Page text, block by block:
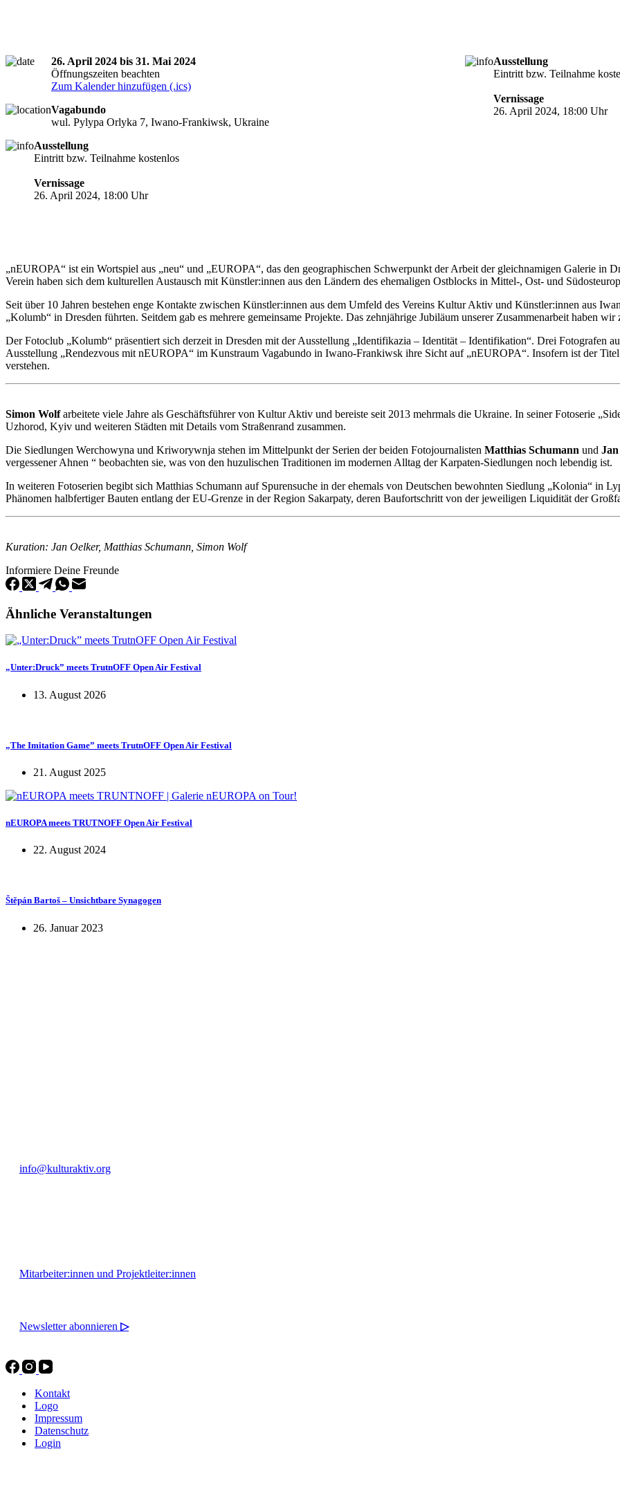
26. April 2024 bis 31. Mai 2024
Öffnungszeiten beachten
Zum Kalender hinzufügen (.ics)
Vagabundo
wul. Pylypa Orlyka 7, Iwano-Frankiwsk, Ukraine
Ausstellung
Eintritt bzw. Teilnahme
Vernissage
26. April 2024, 18:00 Uhr
Ausstellung
Eintritt bzw. Teilnahme kostenlos
Vernissage
26. April 2024, 18:00 Uhr
„nEUROPA“ ist ein Wortspiel aus „neu“ und „EUROPA“, das den geographischen Schwerpunkt der Arbeit der gleichnamigen Galerie in
Verein haben sich dem kulturellen Austausch mit Künstler:innen aus den Ländern des ehemaligen Ostblocks in Mittel-, Ost- und
Seit über 10 Jahren bestehen enge Kontakte zwischen Künstler:innen aus dem Umfeld des Vereins Kultur Aktiv und Künstler:innen aus
„Kolumb“ in Dresden führten. Seitdem gab es mehrere gemeinsame Projekte. Das zehnjährige Jubiläum unserer Zusammenarbeit haben
Der Fotoclub „Kolumb“ präsentiert sich derzeit in Dresden mit der Ausstellung „Identifikazia – Identität – Identifikation“. Drei Fotografen
Ausstellung „Rendezvous mit nEUROPA“ im Kunstraum Vagabundo in Iwano-Frankiwsk ihre Sicht auf „nEUROPA“. Insofern ist der
verstehen.
Simon Wolfarbeitete viele Jahre als Geschäftsführer von Kultur Aktiv und bereiste seit 2013 mehrmals die Ukraine. In seiner Fotoserie
Uzhorod, Kyiv und weiteren Städten mit Details vom Straßenrand zusammen.
Die Siedlungen Werchowyna und Kriworywnja stehen im Mittelpunkt der Serien der beiden Fotojournalisten Matthias Schumann und
vergessener Ahnen “ beobachten sie, was von den huzulischen Traditionen im modernen Alltag der Karpaten-Siedlungen noch lebendig ist.
In weiteren Fotoserien begibt sich Matthias Schumann auf Spurensuche in der ehemals von Deutschen bewohnten Siedlung „Kolonia“ in
Phänomen halbfertiger Bauten entlang der EU-Grenze in der Region Sakarpaty, deren Baufortschritt von der jeweiligen Liquidität der
Kuration: Jan Oelker, Matthias Schumann, Simon Wolf
Informiere Deine Freunde
Ähnliche Veranstaltungen
„Unter:Druck” meets TrutnOFF Open Air Festival
13. August 2026
„The Imitation Game” meets TrutnOFF Open Air Festival
21. August 2025
nEUROPA meets TRUTNOFF Open Air Festival
22. August 2024
Štěpán Bartoš – Unsichtbare Synagogen
26. Januar 2023
info@kulturaktiv.org
Mitarbeiter:innen und Projektleiter:innen
Newsletter abonnieren ▷
Kontakt
Logo
Impressum
Datenschutz
Login